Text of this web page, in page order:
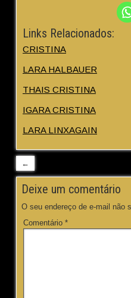
Links Relacionados:
CRISTINA
LARA HALBAUER
THAIS CRISTINA
IGARA CRISTINA
LARA LINXAGAIN
←
Deixe um comentário
O seu endereço de e-mail não
Comentário *